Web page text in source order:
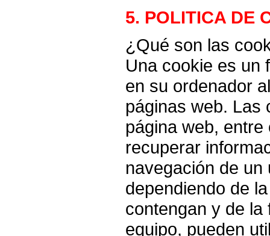
5. POLITICA DE
¿Qué son las
Una cookie es un
en su ordenador
páginas web. Las
página web,
recuperar
navegación de un
dependiendo de
contengan y de la
equipo, pueden